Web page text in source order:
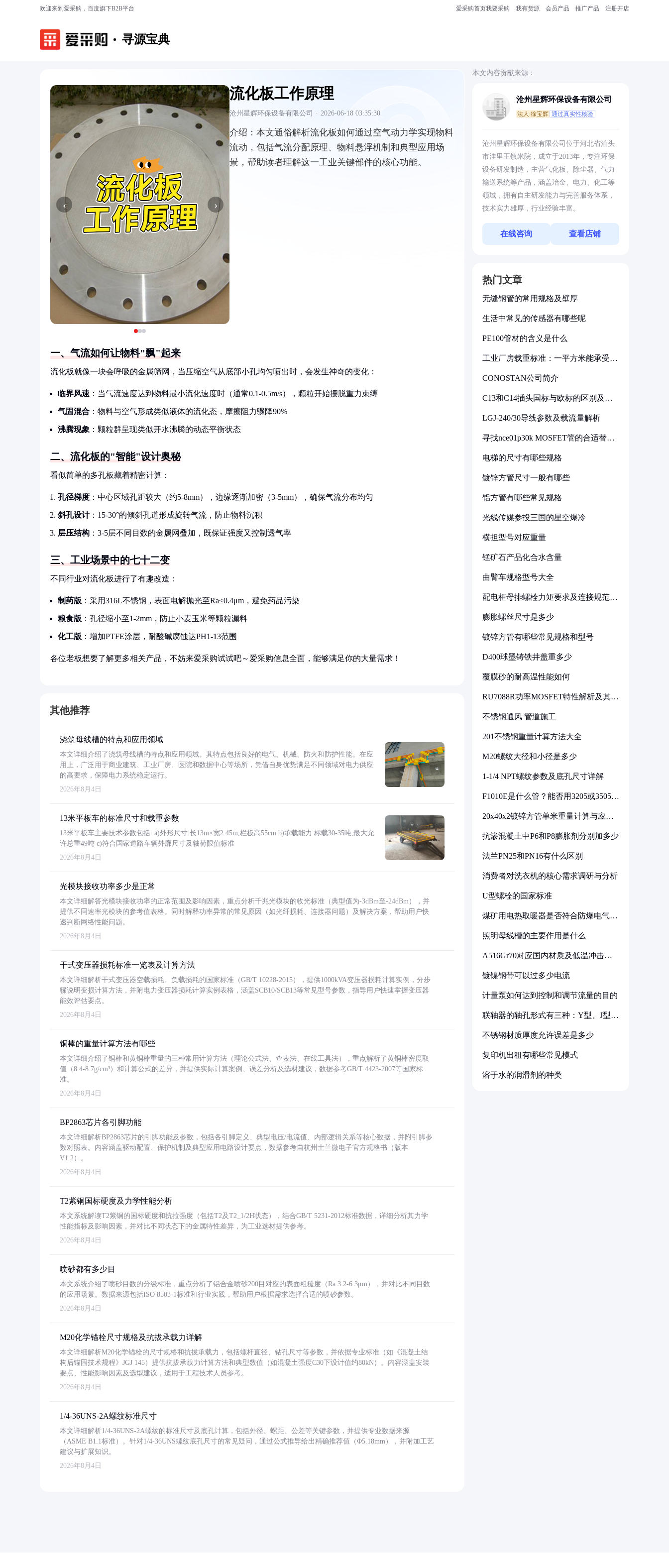
欢迎来到爱采购，百度旗下B2B平台 爱采购首页我要采购 我有货源 会员产品 推广产品 注册开店
寻源宝典
‹ ›
流化板工作原理
沧州星辉环保设备有限公司 · 2026-06-18 03:35:30
介绍： 本文通俗解析流化板如何通过空气动力学实现物料
流动，包括气流分配原理、物料悬浮机制和典型应用场
景，帮助读者理解这一工业关键部件的核心功能。
一、气流如何让物料"飘"起来
流化板就像一块会呼吸的金属筛网，当压缩空气从底部小孔均匀喷出时，会发生神奇的变化：
临界风速 ：当气流速度达到物料最小流化速度时（通常0.1-0.5m/s），颗粒开始摆脱重力束缚
气固混合 ：物料与空气形成类似液体的流化态，摩擦阻力骤降90%
沸腾现象 ：颗粒群呈现类似开水沸腾的动态平衡状态
二、流化板的"智能"设计奥秘
看似简单的多孔板藏着精密计算：
孔径梯度 ：中心区域孔距较大（约5-8mm），边缘逐渐加密（3-5mm），确保气流分布均匀
斜孔设计：15-30°的倾斜孔道形成旋转气流，防止物料沉积
层压结构 ：3-5层不同目数的金属网叠加，既保证强度又控制透气率
三、工业场景中的七十二变
不同行业对流化板进行了有趣改造：
制药版 ：采用316L不锈钢，表面电解抛光至Ra≤0.4μm，避免药品污染
粮食版 ：孔径缩小至1-2mm，防止小麦玉米等颗粒漏料
化工版 ：增加PTFE涂层，耐酸碱腐蚀达PH1-13范围
各位老板想要了解更多相关产品，不妨来爱采购试试吧～爱采购信息全面，能够满足你的大量需求！
其他推荐
浇筑母线槽的特点和应用领域
本文详细介绍了浇筑母线槽的特点和应用领域。其特点包括良好的电气、机械、防火和防护性能。在应
用上，广泛用于商业建筑、工业厂房、医院和数据中心等场所，凭借自身优势满足不同领域对电力供应
的高要求，保障电力系统稳定运行。
2026年8月4日
13米平板车的标准尺寸和载重参数
13米平板车主要技术参数包括: a)外形尺寸:长13m×宽2.45m,栏板高55cm b)承载能力:标载30-35吨,最大允
许总重49吨 c)符合国家道路车辆外廓尺寸及轴荷限值标准
2026年8月4日
光模块接收功率多少是正常
本文详细解答光模块接收功率的正常范围及影响因素，重点分析千兆光模块的收光标准（典型值为-3dBm至-24dBm），并
提供不同速率光模块的参考值表格。同时解释功率异常的常见原因（如光纤损耗、连接器问题）及解决方案，帮助用户快
速判断网络性能问题。
2026年8月4日
干式变压器损耗标准一览表及计算方法
本文详细解析干式变压器空载损耗、负载损耗的国家标准（GB/T 10228-2015），提供1000kVA变压器损耗计算实例，分步
骤说明变损计算方法，并附电力变压器损耗计算实例表格，涵盖SCB10/SCB13等常见型号参数，指导用户快速掌握变压器
能效评估要点。
2026年8月4日
铜棒的重量计算方法有哪些
本文详细介绍了铜棒和黄铜棒重量的三种常用计算方法（理论公式法、查表法、在线工具法），重点解析了黄铜棒密度取
值（8.4-8.7g/cm³）和计算公式的差异，并提供实际计算案例、误差分析及选材建议，数据参考GB/T 4423-2007等国家标
准。
2026年8月4日
BP2863芯片各引脚功能
本文详细解析BP2863芯片的引脚功能及参数，包括各引脚定义、典型电压/电流值、内部逻辑关系等核心数据，并附引脚参
数对照表。内容涵盖驱动配置、保护机制及典型应用电路设计要点，数据参考自杭州士兰微电子官方规格书（版本
V1.2）。
2026年8月4日
T2紫铜国标硬度及力学性能分析
本文系统解读T2紫铜的国标硬度和抗拉强度（包括T2及T2_1/2H状态），结合GB/T 5231-2012标准数据，详细分析其力学
性能指标及影响因素，并对比不同状态下的金属特性差异，为工业选材提供参考。
2026年8月4日
喷砂都有多少目
本文系统介绍了喷砂目数的分级标准，重点分析了铝合金喷砂200目对应的表面粗糙度（Ra 3.2-6.3μm），并对比不同目数
的应用场景。数据来源包括ISO 8503-1标准和行业实践，帮助用户根据需求选择合适的喷砂参数。
2026年8月4日
M20化学锚栓尺寸规格及抗拔承载力详解
本文详细解析M20化学锚栓的尺寸规格和抗拔承载力，包括螺杆直径、钻孔尺寸等参数，并依据专业标准（如《混凝土结
构后锚固技术规程》JGJ 145）提供抗拔承载力计算方法和典型数值（如混凝土强度C30下设计值约80kN）。内容涵盖安装
要点、性能影响因素及选型建议，适用于工程技术人员参考。
2026年8月4日
1/4-36UNS-2A螺纹标准尺寸
本文详细解析1/4-36UNS-2A螺纹的标准尺寸及底孔计算，包括外径、螺距、公差等关键参数，并提供专业数据来源
（ASME B1.1标准）。针对1/4-36UNS螺纹底孔尺寸的常见疑问，通过公式推导给出精确推荐值（Φ5.18mm），并附加工艺
建议与扩展知识。
2026年8月4日
本文内容贡献来源：
沧州星辉环保设备有限公司
法人:徐宝辉 通过真实性核验
沧州星辉环保设备有限公司位于河北省泊头
市洼里王镇米院，成立于2013年，专注环保
设备研发制造，主营气化板、除尘器、气力
输送系统等产品，涵盖冶金、电力、化工等
领域，拥有自主研发能力与完善服务体系，
技术实力雄厚，行业经验丰富。
在线咨询 查看店铺
热门文章
无缝钢管的常用规格及壁厚
生活中常见的传感器有哪些呢
PE100管材的含义是什么
工业厂房载重标准：一平方米能承受多
CONOSTAN公司简介
C13和C14插头国标与欧标的区别及其
LGJ-240/30导线参数及载流量解析
寻找nce01p30k MOSFET管的合适替代
电梯的尺寸有哪些规格
镀锌方管尺寸一般有哪些
铝方管有哪些常见规格
光线传媒参投三国的星空爆冷
横担型号对应重量
锰矿石产品化合水含量
曲臂车规格型号大全
配电柜母排螺栓力矩要求及连接规范详
膨胀螺丝尺寸是多少
镀锌方管有哪些常见规格和型号
D400球墨铸铁井盖重多少
覆膜砂的耐高温性能如何
RU7088R功率MOSFET特性解析及其在
不锈钢通风 管道施工
201不锈钢重量计算方法大全
M20螺纹大径和小径是多少
1-1/4 NPT螺纹参数及底孔尺寸详解
F1010E是什么管？能否用3205或3505代
20x40x2镀锌方管单米重量计算与应用
抗渗混凝土中P6和P8膨胀剂分别加多少
法兰PN25和PN16有什么区别
消费者对洗衣机的核心需求调研与分析
U型螺栓的国家标准
煤矿用电热取暖器是否符合防爆电气设
照明母线槽的主要作用是什么
A516Gr70对应国内材质及低温冲击要
镀镍钢带可以过多少电流
计量泵如何达到控制和调节流量的目的
联轴器的轴孔形式有三种：Y型、J型、
不锈钢材质厚度允许误差是多少
复印机出租有哪些常见模式
溶于水的润滑剂的种类